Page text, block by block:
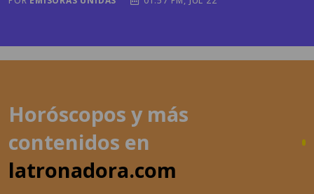
Horóscopos y más
contenidos en
latronadora.com